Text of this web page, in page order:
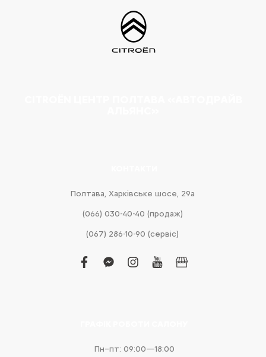
Полтава, Харківське шосе, 29а
(066) 030-40-40 (продаж)
(067) 286-10-90 (сервіс)
facebook
facebook-
instagram
youtubebusiness
Пн–пт: 09:00—18:00